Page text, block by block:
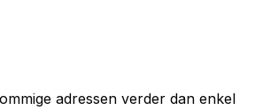
adressen verder dan enkel